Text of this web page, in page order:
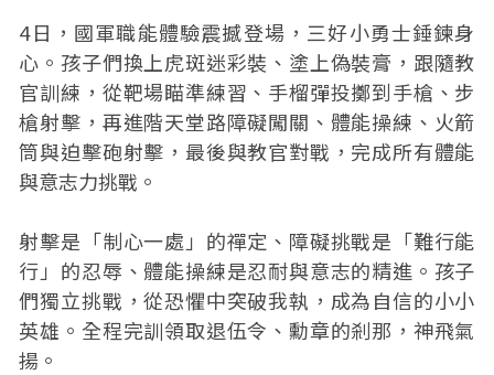
4日，國軍職能體驗震撼登場，三好小勇士錘鍊身
心。孩子們換上虎斑迷彩裝、塗上偽裝膏，跟隨教
官訓練，從靶場瞄準練習、手榴彈投擲到手槍、步
槍射擊，再進階天堂路障礙闖關、體能操練、火箭
筒與迫擊砲射擊，最後與教官對戰，完成所有體能
與意志力挑戰。
射擊是「制心一處」的禪定、障礙挑戰是「難行能
行」的忍辱、體能操練是忍耐與意志的精進。孩子
們獨立挑戰，從恐懼中突破我執，成為自信的小小
英雄。全程完訓領取退伍令、勳章的剎那，神飛氣
揚。